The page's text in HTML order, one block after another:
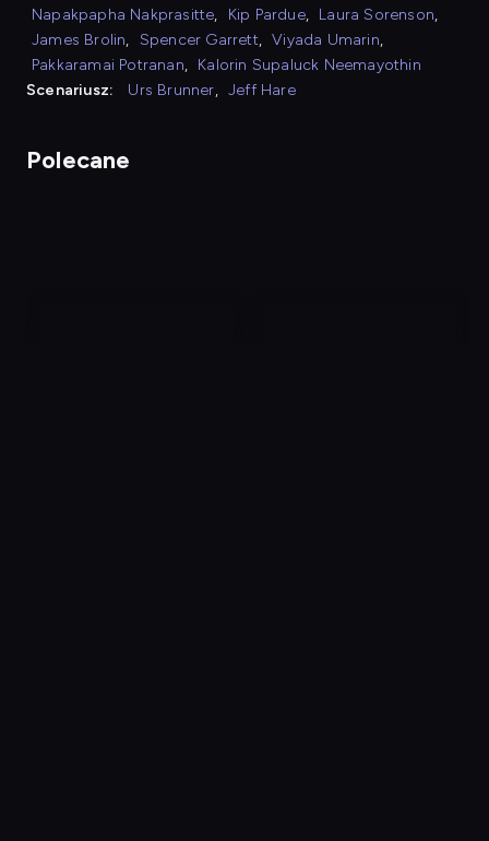
Napakpapha Nakprasitte, Kip Pardue, Laura Sorenson,
James Brolin, Spencer Garrett, Viyada Umarin,
Pakkaramai Potranan, Kalorin Supaluck Neemayothin
Scenariusz:
Urs Brunner, Jeff Hare
Polecane